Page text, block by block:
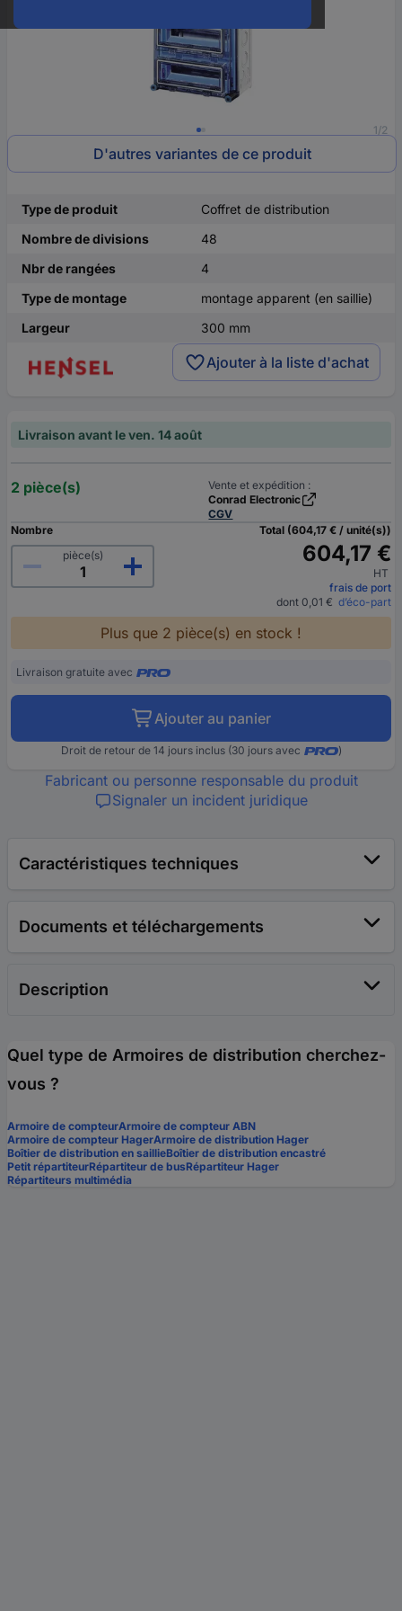
1/2
D'autres variantes de ce produit
Type de produit
Coffret de distribution
Nombre de divisions
48
Nbr de rangées
4
Type de montage
montage apparent (en saillie)
Largeur
300 mm
Ajouter à la liste d'achat
Livraison avant le ven. 14 août
2 pièce(s)
Vente et expédition :
Conrad Electronic
CGV
Nombre
pièce(s)
Total (604,17 € / unité(s))
604,17 €
HT
frais de port
dont 0,01 € d’éco-part
Plus que 2 pièce(s) en stock !
Livraison gratuite avec
Ajouter au panier
Droit de retour de 14 jours inclus (30 jours avec )
Fabricant ou personne responsable du produit
Signaler un incident juridique
Caractéristiques techniques
Documents et téléchargements
Description
Quel type de Armoires de distribution cherchez-
vous ?
Armoire de compteurArmoire de compteur ABN
Armoire de compteur HagerArmoire de distribution Hager
Boîtier de distribution en saillieBoîtier de distribution encastré
Petit répartiteurRépartiteur de busRépartiteur Hager
Répartiteurs multimédia